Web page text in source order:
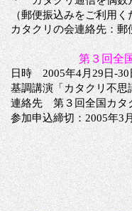
（郵便振込みをご利用
カタクリの会連絡先：郵
第３回全
日時2005年4月29日-
基調講演「カタクリ不思
連絡先 第３回全国カタ
参加申込締切： 2005年3